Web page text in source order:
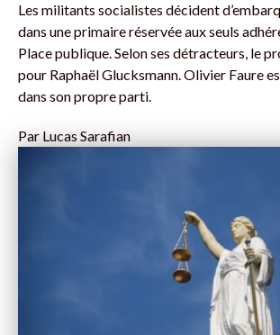
Les militants socialistes décident
dans une primaire réservée aux seuls
Place publique. Selon ses détracteurs, le
pour Raphaël Glucksmann. Olivier Faure
dans son propre parti.
Par Lucas Sarafian